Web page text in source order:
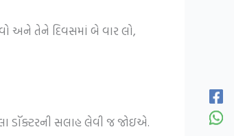
અને તેને દિવસમાં બે વાર લો,
ડૉક્ટરની સલાહ લેવી જ જોઇએ.